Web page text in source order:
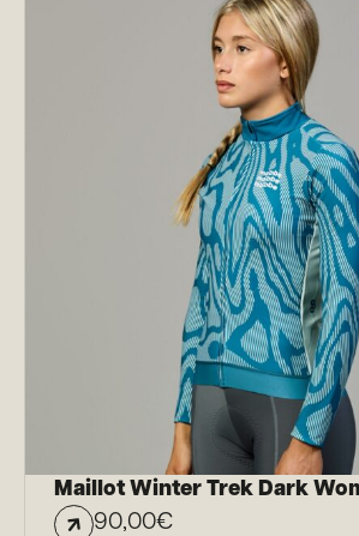
Maillot Winter Trek Dark
90,00€